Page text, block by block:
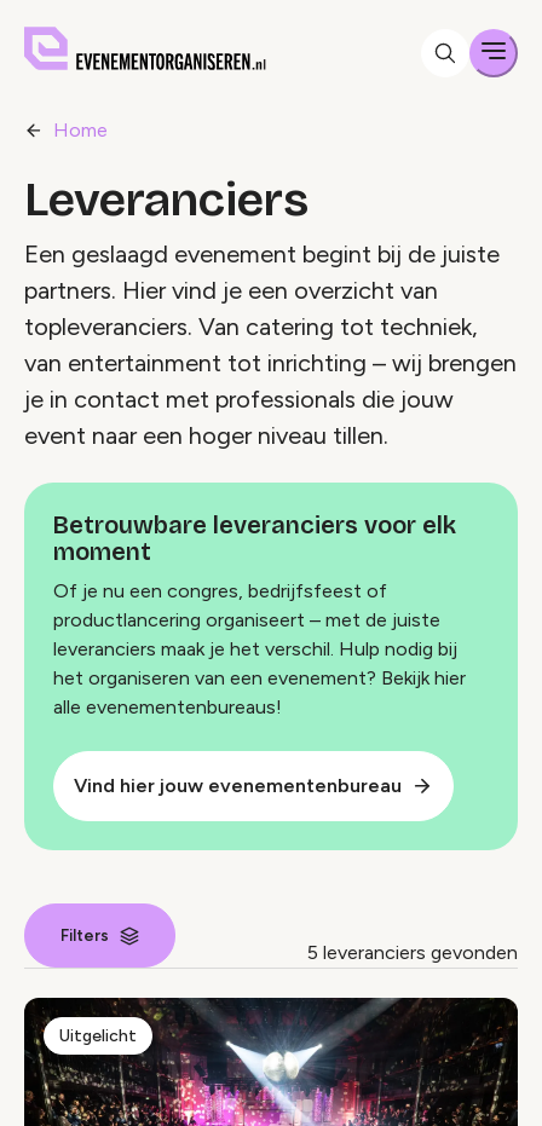
Home
Leveranciers
Een geslaagd evenement begint bij de juiste
partners. Hier vind je een overzicht van
topleveranciers. Van catering tot techniek,
van entertainment tot inrichting – wij brengen
je in contact met professionals die jouw
event naar een hoger niveau tillen.
Betrouwbare leveranciers voor elk
moment
Of je nu een congres, bedrijfsfeest of
productlancering organiseert – met de juiste
leveranciers maak je het verschil. Hulp nodig bij
het organiseren van een evenement? Bekijk hier
alle evenementenbureaus!
Vind hier jouw evenementenbureau
Filters
5 leveranciers gevonden
Leverancier index
Uitgelicht